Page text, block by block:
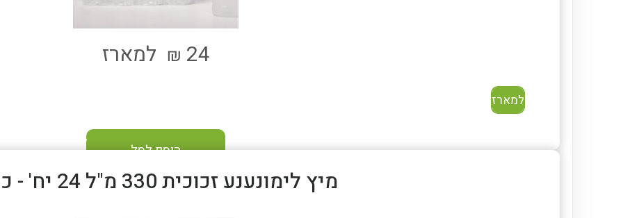
24
₪ למארז
למארז
הוסף לסל
מיץ לימונענע זכוכית 330 מ"ל 24 יח' - כשר